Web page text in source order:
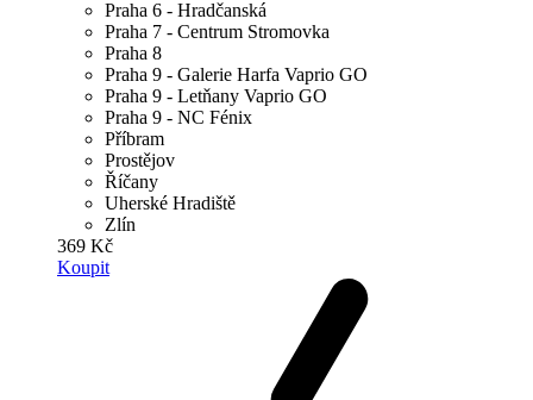
Praha 6 - Hradčanská
Praha 7 - Centrum Stromovka
Praha 8
Praha 9 - Galerie Harfa Vaprio GO
Praha 9 - Letňany Vaprio GO
Praha 9 - NC Fénix
Příbram
Prostějov
Říčany
Uherské Hradiště
Zlín
369 Kč
Koupit